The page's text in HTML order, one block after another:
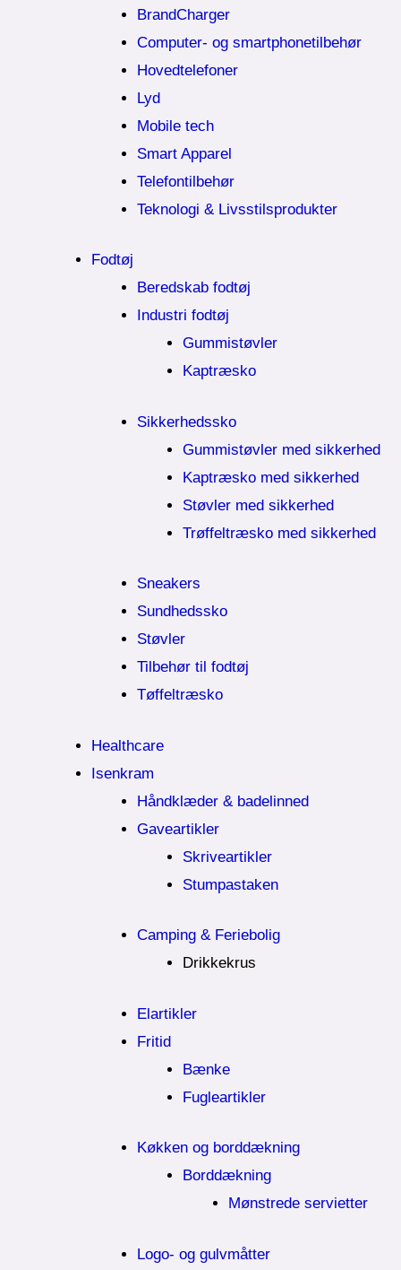
BrandCharger
Computer- og smartphonetilbehør
Hovedtelefoner
Lyd
Mobile tech
Smart Apparel
Telefontilbehør
Teknologi & Livsstilsprodukter
Fodtøj
Beredskab fodtøj
Industri fodtøj
Gummistøvler
Kaptræsko
Sikkerhedssko
Gummistøvler med sikkerhed
Kaptræsko med sikkerhed
Støvler med sikkerhed
Trøffeltræsko med sikkerhed
Sneakers
Sundhedssko
Støvler
Tilbehør til fodtøj
Tøffeltræsko
Healthcare
Isenkram
Håndklæder & badelinned
Gaveartikler
Skriveartikler
Stumpastaken
Camping & Feriebolig
Drikkekrus
Elartikler
Fritid
Bænke
Fugleartikler
Køkken og borddækning
Borddækning
Mønstrede servietter
Logo- og gulvmåtter